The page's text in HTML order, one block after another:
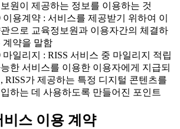
원이 제공하는 정보를 이용하는 것
용계약 : 서비스를 제공받기 위하여 이
으로 교육정보원과 이용자간의 체결하
계약을 말함
일리지 : RISS 서비스 중 마일리지 적립
한 서비스를 이용한 이용자에게 지급되
RISS가 제공하는 특정 디지털 콘텐츠를
하는 데 사용하도록 만들어진 포인트
비스 이용 계약